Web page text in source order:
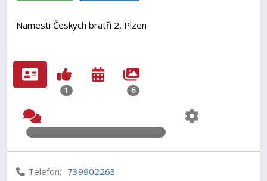
Namesti Českych bratři 2, Plzen
1 6
Telefon: 739902263